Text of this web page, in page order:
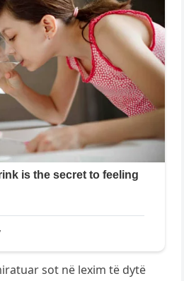
sot në lexim të dytë